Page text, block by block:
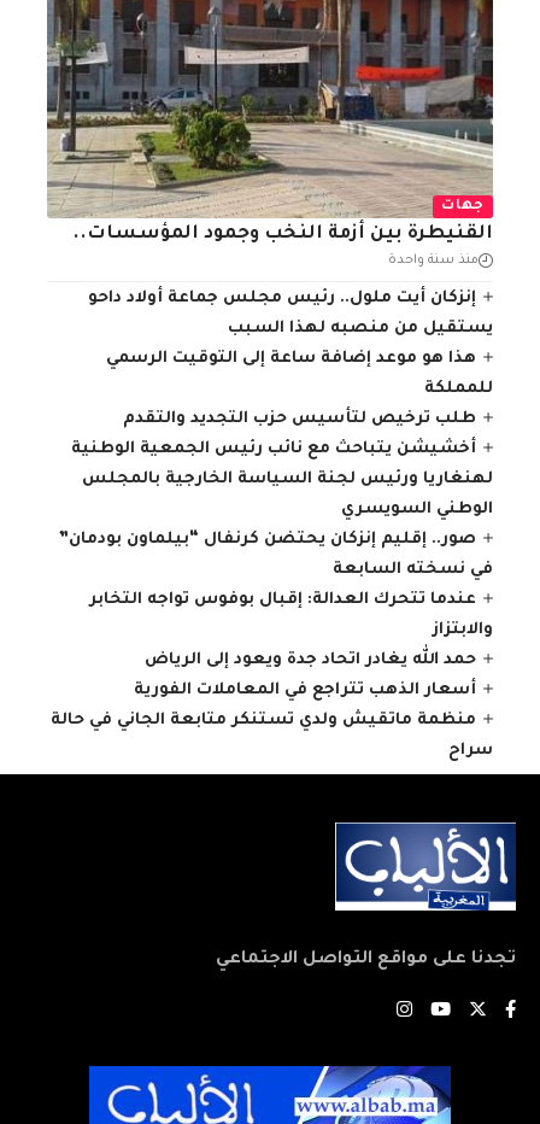
جهات
القنيطرة بين أزمة النخب وجمود المؤسسات..
منذ سنة واحدة
إنزكان أيت ملول.. رئيس مجلس جماعة أولاد داحو
يستقيل من منصبه لهذا السبب
هذا هو موعد إضافة ساعة إلى التوقيت الرسمي
للمملكة
طلب ترخيص لتأسيس حزب التجديد والتقدم
أخشيشن يتباحث مع نائب رئيس الجمعية الوطنية
لهنغاريا ورئيس لجنة السياسة الخارجية بالمجلس
الوطني السويسري
صور.. إقليم إنزكان يحتضن كرنفال “بيلماون بودمان”
في نسخته السابعة
عندما تتحرك العدالة: إقبال بوفوس تواجه التخابر
والابتزاز
حمد الله يغادر اتحاد جدة ويعود إلى الرياض
أسعار الذهب تتراجع في المعاملات الفورية
منظمة ماتقيش ولدي تستنكر متابعة الجاني في حالة
سراح
تجدنا على مواقع التواصل الاجتماعي